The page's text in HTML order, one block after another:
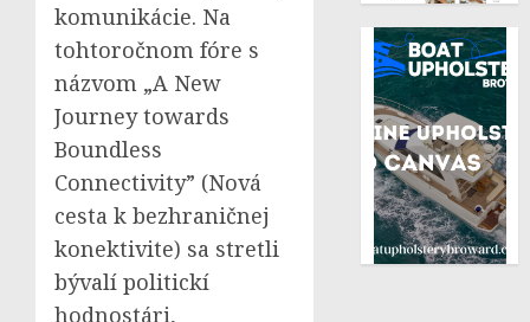
komunikácie. Na
tohtoročnom fóre s
názvom „A New
Journey towards
Boundless
Connectivity” (Nová
cesta k bezhraničnej
konektivite) sa stretli
bývalí politickí
hodnostári,